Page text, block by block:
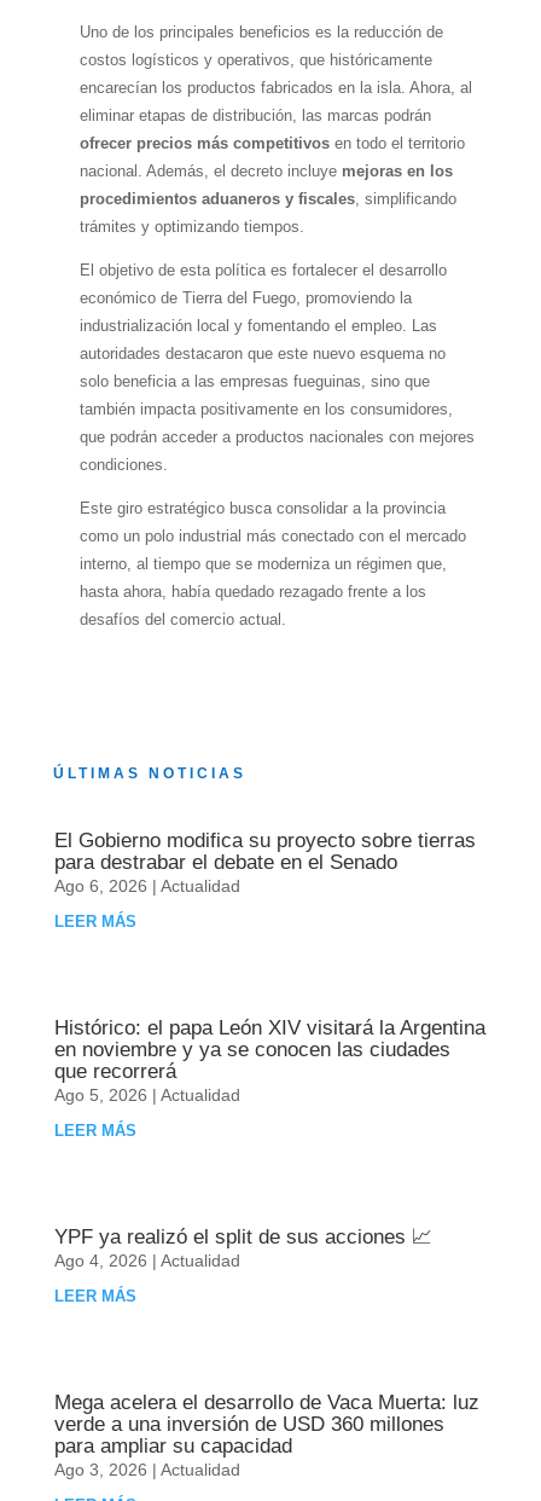
Uno de los principales beneficios es la reducción de
costos logísticos y operativos, que históricamente
encarecían los productos fabricados en la isla. Ahora, al
eliminar etapas de distribución, las marcas podrán
ofrecer precios más competitivosen todo el territorio
nacional. Además, el decreto incluye mejoras en los
procedimientos aduaneros y fiscales, simplificando
trámites y optimizando tiempos.
El objetivo de esta política es fortalecer el desarrollo
económico de Tierra del Fuego, promoviendo la
industrialización local y fomentando el empleo. Las
autoridades destacaron que este nuevo esquema no
solo beneficia a las empresas fueguinas, sino que
también impacta positivamente en los consumidores,
que podrán acceder a productos nacionales con mejores
condiciones.
Este giro estratégico busca consolidar a la provincia
como un polo industrial más conectado con el mercado
interno, al tiempo que se moderniza un régimen que,
hasta ahora, había quedado rezagado frente a los
desafíos del comercio actual.
ÚLTIMAS NOTICIAS
El Gobierno modifica su proyecto sobre tierras
para destrabar el debate en el Senado
Ago 6, 2026 | Actualidad
LEER MÁS
Histórico: el papa León XIV visitará la Argentina
en noviembre y ya se conocen las ciudades
que recorrerá
Ago 5, 2026 | Actualidad
LEER MÁS
YPF ya realizó el split de sus acciones 📈
Ago 4, 2026 | Actualidad
LEER MÁS
Mega acelera el desarrollo de Vaca Muerta: luz
verde a una inversión de USD 360 millones
para ampliar su capacidad
Ago 3, 2026 | Actualidad